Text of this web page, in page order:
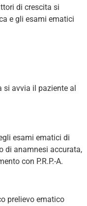
di crescita si
e gli esami ematici
si avvia il paziente al
esami ematici di
di anamnesi accurata,
con P.R.P.-A.
prelievo ematico